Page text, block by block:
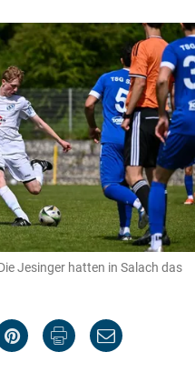
Jesinger hatten in Salach das